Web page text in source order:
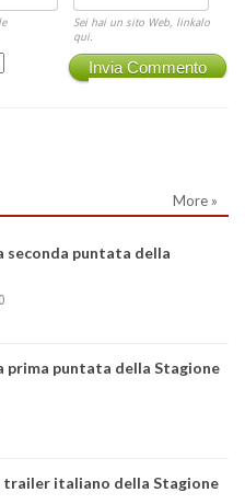
Sei hai un sito Web, linkalo
qui.
Invia Commento
More »
seconda puntata della
0
prima puntata della Stagione
trailer italiano della Stagione